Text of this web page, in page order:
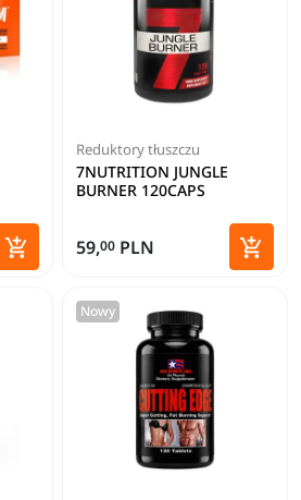

Dodaj do koszyka
Reduktory tłuszczu
7NUTRITION JUNGLE
BURNER 120CAPS
59,00 PLN 
Dodaj
Nowy